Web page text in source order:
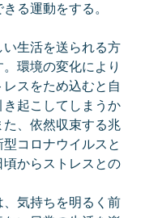
る運動をする。
い生活を送られる方
環境の変化により
スをため込むと自
起こしてしまうか
た、依然収束する兆
コロナウイルスと
からストレスとの
、気持ちを明るく前